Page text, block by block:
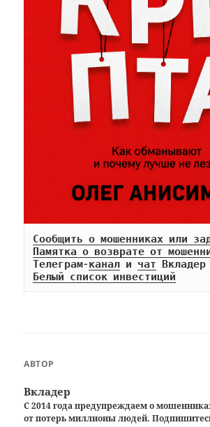
Сообщить о мошенниках или
Памятка о возврате от
Телеграм-канал и чат
Белый список инвестиций
АВТОР
Вкладер
С 2014 года предупреждаем о
от потерь миллионы людей.